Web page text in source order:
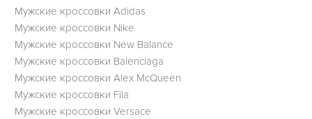
Мужские кроссовки Adidas
Мужские кроссовки Nike
Мужские кроссовки New Balance
Мужские кроссовки Balenciaga
Мужские кроссовки Alex McQueen
Мужские кроссовки Fila
Мужские кроссовки Versace